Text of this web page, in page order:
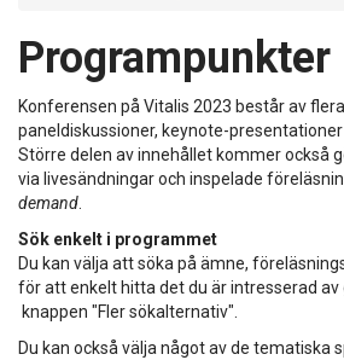
Programpunkter
Konferensen på Vitalis 2023 består av
paneldiskussioner, keynote-presentationer
Större delen av innehållet kommer också
via livesändningar och inspelade
demand
Sök enkelt i programmet
Du kan välja att söka på ämne,
för att enkelt hitta det du är intresserad av
knappen "Fler sökalternativ".
Du kan också välja något av de tematiska